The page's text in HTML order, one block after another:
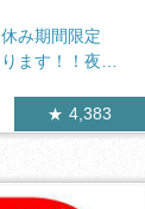
み期間限定
ます！！夜７
4,383